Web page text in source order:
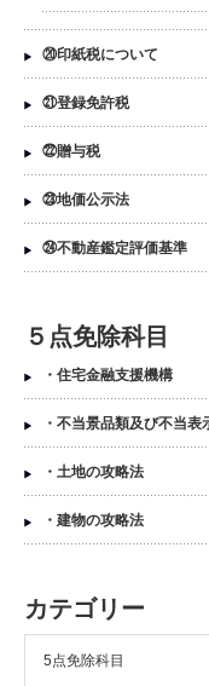
⑳印紙税について
㉑登録免許税
㉒贈与税
㉓地価公示法
㉔不動産鑑定評価基準
５点免除科目
・住宅金融支援機構
・不当景品類及び不当表
・土地の攻略法
・建物の攻略法
カテゴリー
5点免除科目